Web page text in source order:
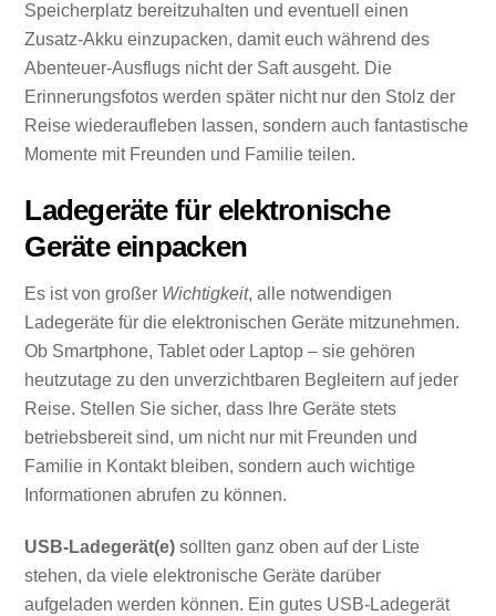
Speicherplatz bereitzuhalten und eventuell einen
Zusatz-Akku einzupacken, damit euch während des
Abenteuer-Ausflugs nicht der Saft ausgeht. Die
Erinnerungsfotos werden später nicht nur den Stolz der
Reise wiederaufleben lassen, sondern auch fantastische
Momente mit Freunden und Familie teilen.
Ladegeräte für elektronische
Geräte einpacken
Es ist von großer Wichtigkeit, alle notwendigen
Ladegeräte für die elektronischen Geräte mitzunehmen.
Ob Smartphone, Tablet oder Laptop – sie gehören
heutzutage zu den unverzichtbaren Begleitern auf jeder
Reise. Stellen Sie sicher, dass Ihre Geräte stets
betriebsbereit sind, um nicht nur mit Freunden und
Familie in Kontakt bleiben, sondern auch wichtige
Informationen abrufen zu können.
USB-Ladegerät(e) sollten ganz oben auf der Liste
stehen, da viele elektronische Geräte darüber
aufgeladen werden können. Ein gutes USB-Ladegerät